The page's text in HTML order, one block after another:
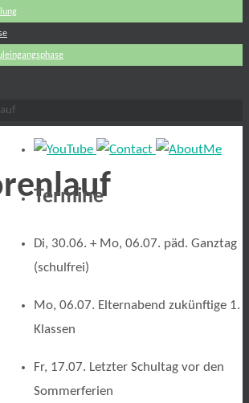
Termine
Di, 30.06. + Mo, 06.07. päd. Ganztag
(schulfrei)
Mo, 06.07. Elternabend zukünftige 1.
Klassen
Fr, 17.07. Letzter Schultag vor den
Sommerferien